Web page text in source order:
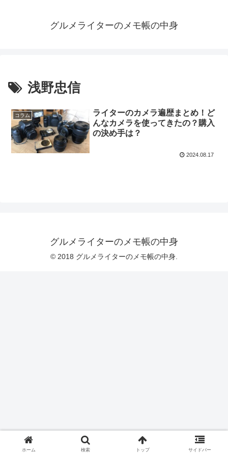
グルメライターのメモ帳の中身
浅野忠信
コラム
ライターのカメラ遍歴まとめ！ど
んなカメラを使ってきたの？購入
の決め手は？
2024.08.17
グルメライターのメモ帳の中身
© 2018 グルメライターのメモ帳の中身.
ホーム 検索 トップ サイドバー